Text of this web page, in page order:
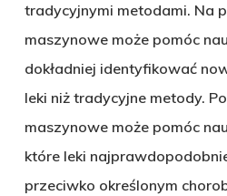
tradycyjnymi metodami. Na
maszynowe może pomóc
dokładniej identyfikować
leki niż tradycyjne metody.
maszynowe może pomóc
które leki
przeciwko określonym